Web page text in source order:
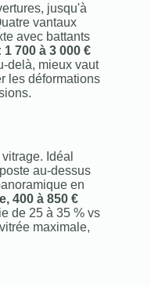
jusqu'à
vantaux
avec battants
1 700 à 3 000 €
delà, mieux vaut
les déformations
Idéal
au-dessus
en
400 à 850 €
de 25 à 35 % vs
maximale,